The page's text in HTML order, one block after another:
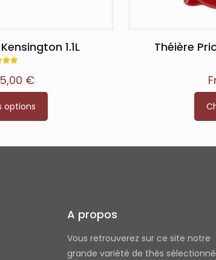
1.1L
5
€
options
produit
Théière
A propos
Vous retrouverez sur ce site notre
grande variété de thés